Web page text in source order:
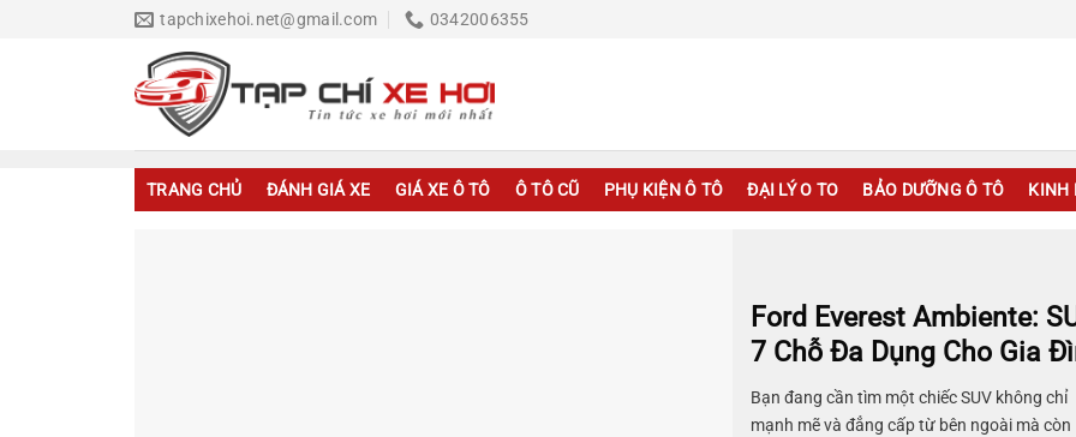
tapchixehoi.net@gmail.com 0342006355
TRANG CHỦ ĐÁNH GIÁ XE GIÁ XE Ô TÔ Ô TÔ CŨ PHỤ KIỆN Ô TÔ ĐẠI LÝ O TO BẢO DƯỠNG Ô TÔ KINH
Ford Everest Ambiente:
7 Chỗ Đa Dụng Cho Gia
Bạn đang cần tìm một chiếc SUV không chỉ
mạnh mẽ và đẳng cấp từ bên ngoài mà còn